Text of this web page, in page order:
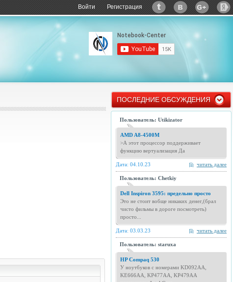
Войти Регистрация
ПОСЛЕДНИЕ ОБСУЖДЕНИЯ
Пользователь: Utikizator
AMD A8-4500M
>А этот процессор поддерживает
функцию вертуализация Да
читать далее
Дата: 04.10.23
Пользователь: Chetkiy
Dell Inspiron 3595: предельно просто
Это не стоит вобще никаких денег,(брал
чисто фильмы в дороге посмотреть)
просто...
читать далее
Дата: 03.03.23
Пользователь: staruxa
HP Compaq 530
У ноутбуков с номерами KD092AA,
KE666AA, KP477AA, KP479AA